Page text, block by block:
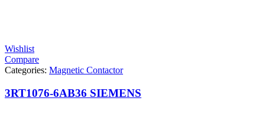
Wishlist
Compare
Categories: Magnetic Contactor
3RT1076-6AB36 SIEMENS